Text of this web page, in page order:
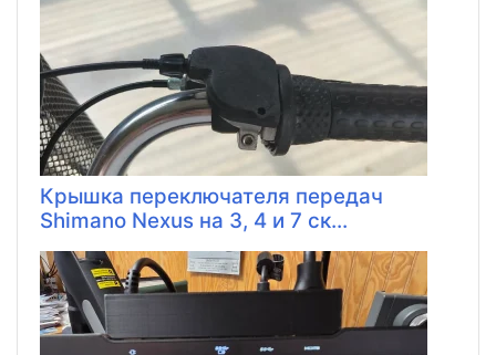
Крышка переключателя передач
Shimano Nexus на 3, 4 и 7 ск...